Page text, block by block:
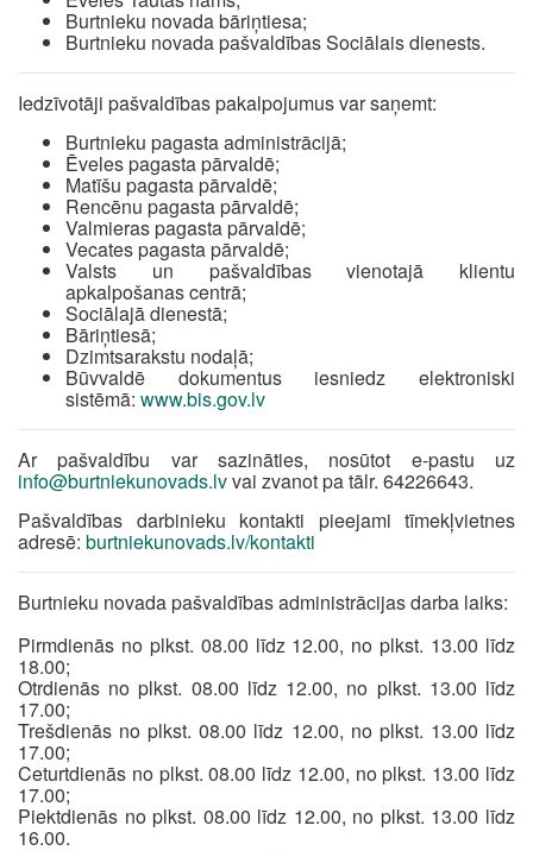
Burtnieku novada bāriņtiesa;
Burtnieku novada pašvaldības Sociālais dienests.
Iedzīvotāji pašvaldības pakalpojumus var saņemt:
Burtnieku pagasta administrācijā;
Ēveles pagasta pārvaldē;
Matīšu pagasta pārvaldē;
Rencēnu pagasta pārvaldē;
Valmieras pagasta pārvaldē;
Vecates pagasta pārvaldē;
Valsts un pašvaldības vienotajā klientu
apkalpošanas centrā;
Sociālajā dienestā;
Bāriņtiesā;
Dzimtsarakstu nodaļā;
Būvvaldē dokumentus iesniedz elektroniski
sistēmā: www.bis.gov.lv
Ar pašvaldību var sazināties, nosūtot e-pastu uz
info@burtniekunovads.lvvai zvanot pa tālr. 64226643.
Pašvaldības darbinieku kontakti pieejami tīmekļvietnes
adresē: burtniekunovads.lv/kontakti
Burtnieku novada pašvaldības administrācijas darba laiks:
Pirmdienās no plkst. 08.00 līdz 12.00, no plkst. 13.00 līdz
18.00;
Otrdienās no plkst. 08.00 līdz 12.00, no plkst. 13.00 līdz
17.00;
Trešdienās no plkst. 08.00 līdz 12.00, no plkst. 13.00 līdz
17.00;
Ceturtdienās no plkst. 08.00 līdz 12.00, no plkst. 13.00 līdz
17.00;
Piektdienās no plkst. 08.00 līdz 12.00, no plkst. 13.00 līdz
16.00.